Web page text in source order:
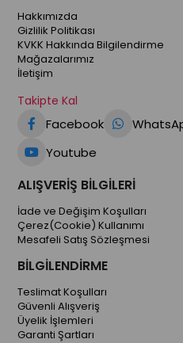
Hakkımızda
Gizlilik Politikası
KVKK Hakkında Bilgilendirme
Mağazalarımız
İletişim
Takipte Kal
Facebook
Youtube
ALIŞVERİŞ BİLGİLERİ
İade ve Değişim Koşulları
Çerez(Cookie) Kullanımı
Mesafeli Satış Sözleşmesi
BİLGİLENDİRME
Teslimat Koşulları
Güvenli Alışveriş
Üyelik İşlemleri
Garanti Şartları